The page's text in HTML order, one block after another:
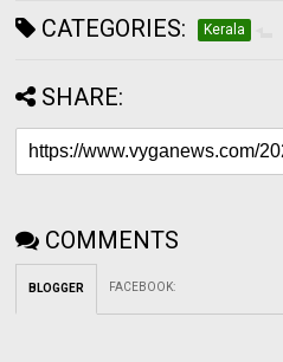
CATEGORIES: Kerala
SHARE:
COMMENTS
BLOGGER FACEBOOK: